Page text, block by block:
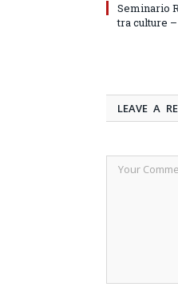
Seminario
tra culture
LEAVE A